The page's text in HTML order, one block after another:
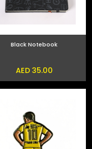
Black Notebook
AED 35.00